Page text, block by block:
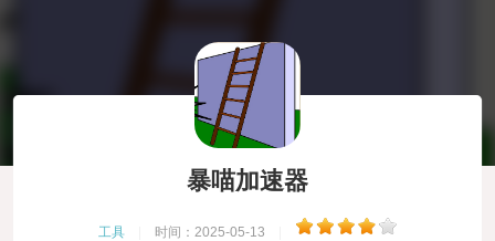
暴喵加速器
工具 时间：2025-05-13